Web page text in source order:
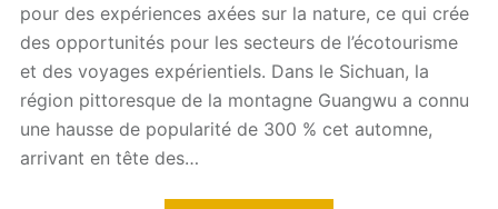
pour des expériences axées sur la nature, ce qui crée
des opportunités pour les secteurs de l’écotourisme
et des voyages expérientiels. Dans le Sichuan, la
région pittoresque de la montagne Guangwu a connu
une hausse de popularité de 300 % cet automne,
arrivant en tête des…